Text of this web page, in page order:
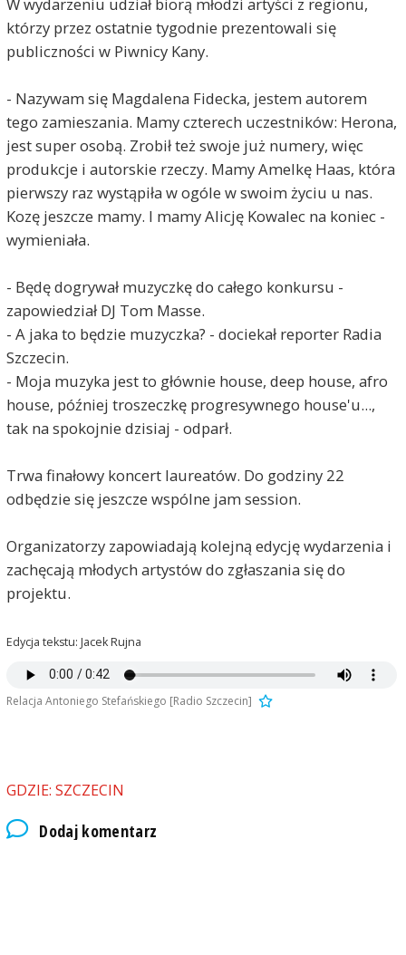
którzy przez ostatnie tygodnie prezentowali się
publiczności w Piwnicy Kany.
- Nazywam się Magdalena Fidecka, jestem autorem
tego zamieszania. Mamy czterech uczestników: Herona,
jest super osobą. Zrobił też swoje już numery, więc
produkcje i autorskie rzeczy. Mamy Amelkę Haas, która
pierwszy raz wystąpiła w ogóle w swoim życiu u nas.
Kozę jeszcze mamy. I mamy Alicję Kowalec na koniec -
wymieniała.
- Będę dogrywał muzyczkę do całego konkursu -
zapowiedział DJ Tom Masse.
- A jaka to będzie muzyczka? - dociekał reporter Radia
Szczecin.
- Moja muzyka jest to głównie house, deep house, afro
house, później troszeczkę progresywnego house'u...,
tak na spokojnie dzisiaj - odparł.
Trwa finałowy koncert laureatów. Do godziny 22
odbędzie się jeszcze wspólne jam session.
Organizatorzy zapowiadają kolejną edycję wydarzenia i
zachęcają młodych artystów do zgłaszania się do
projektu.
Edycja tekstu: Jacek Rujna
Relacja Antoniego Stefańskiego [Radio Szczecin]
GDZIE: SZCZECIN
Dodaj komentarz